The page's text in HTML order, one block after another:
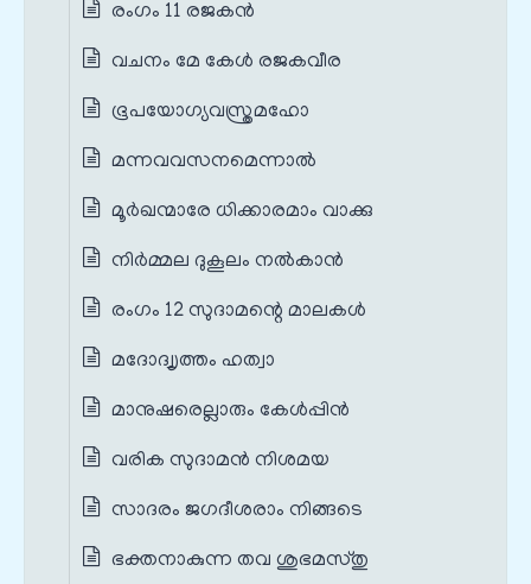
രംഗം 11 രജകൻ
വചനം മേ കേൾ രജകവീര
ഭൂപയോഗ്യവസ്ത്രമഹോ
മന്നവവസനമെന്നാൽ
മൂർഖന്മാരേ ധിക്കാരമാം വാക്കു
നിർമ്മല ദുകൂലം നൽകാൻ
രംഗം 12 സുദാമന്റെ മാലകൾ
മദോദ്വൃത്തം ഹത്വാ
മാനുഷരെല്ലാരും കേൾപ്പിൻ
വരിക സുദാമൻ നിശമയ
സാദരം ജഗദീശരാം നിങ്ങടെ
ഭക്തനാകുന്ന തവ ശുഭമസ്തു